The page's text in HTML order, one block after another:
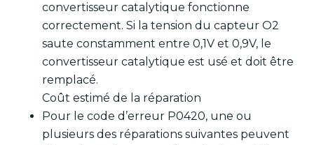
convertisseur catalytique fonctionne
correctement. Si la tension du capteur O2
saute constamment entre 0,1V et 0,9V, le
convertisseur catalytique est usé et doit être
remplacé.
Coût estimé de la réparation
Pour le code d’erreur P0420, une ou
plusieurs des réparations suivantes peuvent